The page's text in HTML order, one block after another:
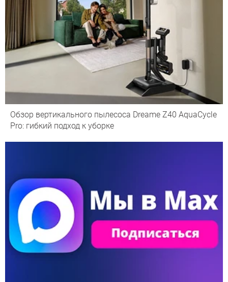
Обзор вертикального пылесоса Dreame Z40 AquaCycle
Pro: гибкий подход к уборке